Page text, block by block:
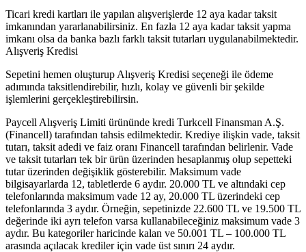
Ticari kredi kartları ile yapılan alışverişlerde 12 aya kadar taksit
imkanından yararlanabilirsiniz. En fazla 12 aya kadar taksit yapma
imkanı olsa da banka bazlı farklı taksit tutarları uygulanabilmektedir.
Alışveriş Kredisi
Sepetini hemen oluşturup Alışveriş Kredisi seçeneği ile ödeme
adımında taksitlendirebilir, hızlı, kolay ve güvenli bir şekilde
işlemlerini gerçekleştirebilirsin.
Paycell Alışveriş Limiti ürününde kredi Turkcell Finansman A.Ş.
(Financell) tarafından tahsis edilmektedir. Krediye ilişkin vade, taksit
tutarı, taksit adedi ve faiz oranı Financell tarafından belirlenir. Vade
ve taksit tutarları tek bir ürün üzerinden hesaplanmış olup sepetteki
tutar üzerinden değişiklik gösterebilir. Maksimum vade
bilgisayarlarda 12, tabletlerde 6 aydır. 20.000 TL ve altındaki cep
telefonlarında maksimum vade 12 ay, 20.000 TL üzerindeki cep
telefonlarında 3 aydır. Örneğin, sepetinizde 22.600 TL ve 19.500 TL
değerinde iki ayrı telefon varsa kullanabileceğiniz maksimum vade 3
aydır. Bu kategoriler haricinde kalan ve 50.001 TL – 100.000 TL
arasında açılacak krediler için vade üst sınırı 24 aydır.